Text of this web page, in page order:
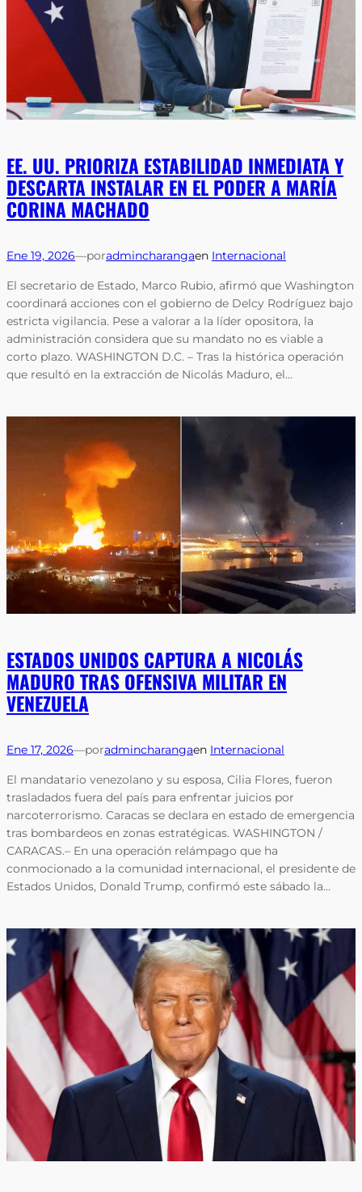
EE. UU. PRIORIZA ESTABILIDAD INMEDIATA Y
DESCARTA INSTALAR EN EL PODER A MARÍA
CORINA MACHADO
Ene 19, 2026—poradmincharangaen Internacional
El secretario de Estado, Marco Rubio, afirmó que Washington
coordinará acciones con el gobierno de Delcy Rodríguez bajo
estricta vigilancia. Pese a valorar a la líder opositora, la
administración considera que su mandato no es viable a
corto plazo. WASHINGTON D.C. – Tras la histórica operación
que resultó en la extracción de Nicolás Maduro, el…
ESTADOS UNIDOS CAPTURA A NICOLÁS
MADURO TRAS OFENSIVA MILITAR EN
VENEZUELA
Ene 17, 2026—poradmincharangaen Internacional
El mandatario venezolano y su esposa, Cilia Flores, fueron
trasladados fuera del país para enfrentar juicios por
narcoterrorismo. Caracas se declara en estado de emergencia
tras bombardeos en zonas estratégicas. WASHINGTON /
CARACAS.– En una operación relámpago que ha
conmocionado a la comunidad internacional, el presidente de
Estados Unidos, Donald Trump, confirmó este sábado la…